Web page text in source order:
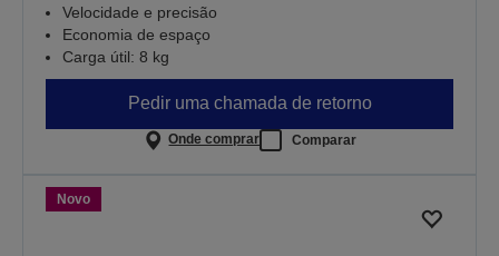
Velocidade e precisão
Economia de espaço
Carga útil: 8 kg
Pedir uma chamada de retorno
Onde comprar Comparar
Novo